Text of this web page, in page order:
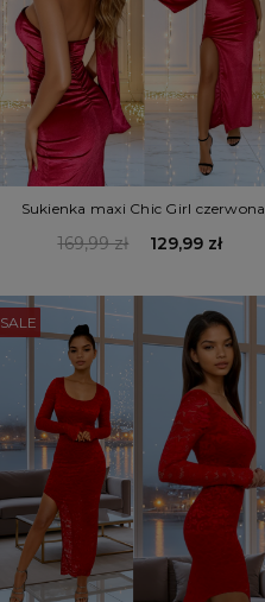
Sukienka maxi Chic Girl czerwona
169,99 zł 129,99 zł
SALE